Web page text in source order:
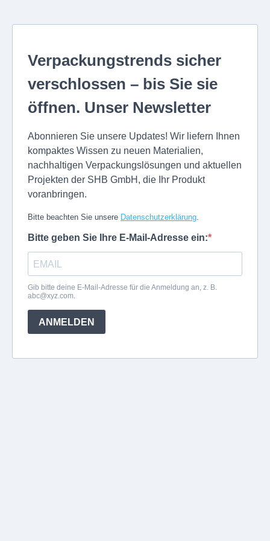
Verpackungstrends sicher
verschlossen – bis Sie sie
öffnen. Unser Newsletter
Abonnieren Sie unsere Updates! Wir liefern Ihnen
kompaktes Wissen zu neuen Materialien,
nachhaltigen Verpackungslösungen und aktuellen
Projekten der SHB GmbH, die Ihr Produkt
voranbringen.
Bitte beachten Sie unsere Datenschutzerklärung.
Bitte geben Sie Ihre E-Mail-Adresse ein:
Gib bitte deine E-Mail-Adresse für die Anmeldung an, z. B.
abc@xyz.com.
ANMELDEN